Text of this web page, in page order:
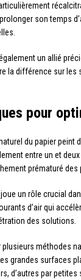
son temps
un allié
la différence sur les
pour
du papier
entre un et
prématuré des
un rôle crucial
d’air qui
des solutions.
plusieurs méthodes
grandes surfaces
d’autres par petites